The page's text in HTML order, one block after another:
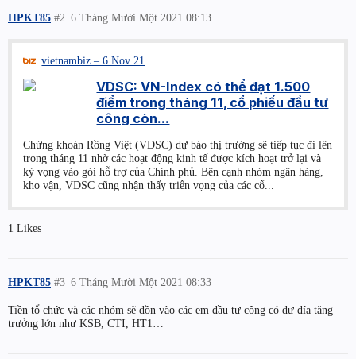
HPKT85 6 Tháng Mười Một 2021 08:13
#2
vietnambiz – 6 Nov 21
VDSC: VN-Index có thể đạt 1.500
điểm trong tháng 11, cổ phiếu đầu tư
công còn...
Chứng khoán Rồng Việt (VDSC) dự báo thị trường sẽ tiếp tục đi lên
trong tháng 11 nhờ các hoạt động kinh tế được kích hoạt trở lại và
kỳ vọng vào gói hỗ trợ của Chính phủ. Bên cạnh nhóm ngân hàng,
kho vận, VDSC cũng nhận thấy triển vọng của các cổ...
1 Likes
HPKT85 6 Tháng Mười Một 2021 08:33
#3
Tiền tổ chức và các nhóm sẽ dồn vào các em đầu tư công có dư đía tăng
trưởng lớn như KSB, CTI, HT1…